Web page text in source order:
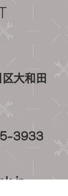
おりま
大和田
3933